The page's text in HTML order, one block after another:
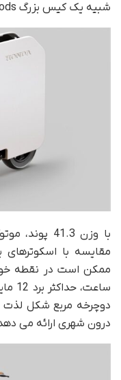
شبیه یک کیس بزرگ AirPods باشد.
با وزن 41.3 پوند، موتوکامپکتو (
مقایسه با اسکوترهای
دوچرخه مربع شکل
درون شهری ارائه می